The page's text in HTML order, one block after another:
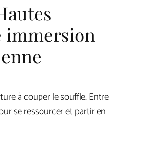
immersion
à couper le souffle. Entre
se ressourcer et partir en